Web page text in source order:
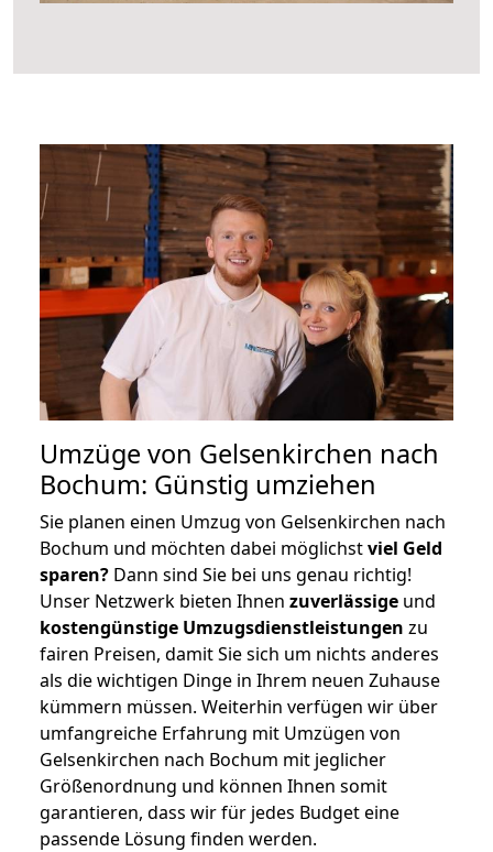
Umzüge von Gelsenkirchen nach
Bochum: Günstig umziehen
Sie planen einen Umzug von Gelsenkirchen nach
Bochum und möchten dabei möglichstviel Geld
sparen? Dann sind Sie bei uns genau richtig!
Unser Netzwerk bieten Ihnen zuverlässige und
kostengünstige Umzugsdienstleistungen zu
fairen Preisen, damit Sie sich um nichts anderes
als die wichtigen Dinge in Ihrem neuen Zuhause
kümmern müssen. Weiterhin verfügen wir über
umfangreiche Erfahrung mit Umzügen von
Gelsenkirchen nach Bochum mit jeglicher
Größenordnung und können Ihnen somit
garantieren, dass wir für jedes Budget eine
passende Lösung finden werden.